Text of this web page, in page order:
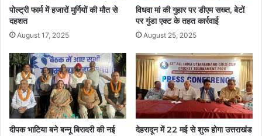
पोल्ट्री फार्म में हजारों मुर्गियों की मौत से
दहशत
August 17, 2025
विधवा मां की गुहार पर डीएम सख्त, बेटों
पर गुंडा एक्ट के तहत कार्रवाई
August 25, 2025
दीपक भाटिया बने बन्नू बिरादरी की नई
देहरादून में 22 मई से शुरू होगा उत्तराखंड